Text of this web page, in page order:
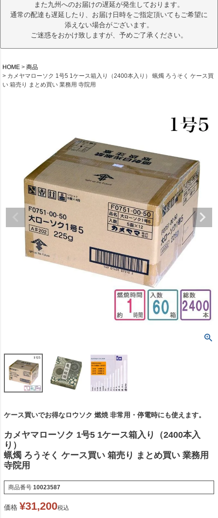
また九州へのお届けの遅延が発生しております。
通常の配達も遅延したり、お届け日時をご指定頂いてもご希望に
添えない場合がございます。
ご迷惑をおかけ致しますが、予めご了承ください。
HOME
商品
カメヤマローソク 1号5 1ケース箱入り（2400本入り） 蝋燭 ろうそく ケース買
い 箱売り まとめ買い 業務用 寺院用
ケース買いでお得なロウソク 燃焼 非常用・停電時にも使えます。
カメヤマローソク 1号5 1ケース箱入り（2400本入
り）
蝋燭 ろうそく ケース買い 箱売り まとめ買い 業務用
寺院用
商品番号 10023587
価格 ¥31,200税込